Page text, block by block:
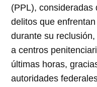
(PPL), consideradas
delitos que
durante su
a centros
últimas horas,
autoridades